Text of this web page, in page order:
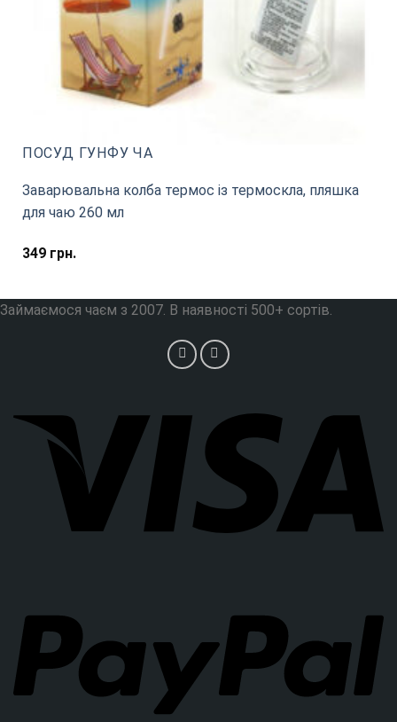
ПОСУД ГУНФУ ЧА
Заварювальна колба термос із термоскла, пляшка
для чаю 260 мл
349грн.
Займаємося чаєм з 2007. В наявності 500+ сортів.